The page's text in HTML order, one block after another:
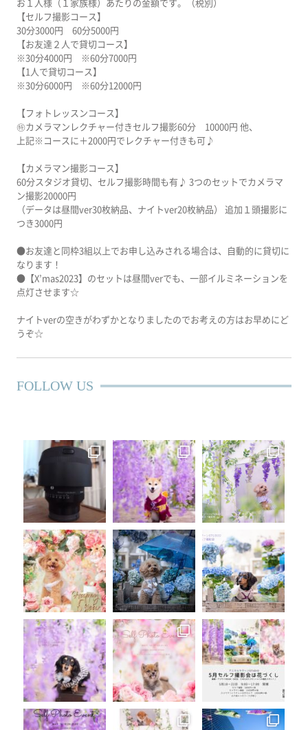
お１人様（１家族様）あたりの金額です。（税別）
【セルフ撮影コース】
30分3000円 60分5000円
【お友達２人で貸切コース】
※30分4000円 ※60分7000円
【1人で貸切コース】
※30分6000円 ※60分12000円
【フォトレッスンコース】
㊕カメラマンレクチャー付きセルフ撮影60分 10000円 他、
上記※コースに＋2000円でレクチャー付きも可♪
【カメラマン撮影コース】
60分スタジオ貸切、セルフ撮影時間も有♪ 3つのセットでカメラマ
ン撮影20000円
（データは昼間ver30枚納品、ナイトver20枚納品） 追加１頭撮影に
つき3000円
●お友達と同枠3組以上でお申し込みされる場合は、自動的に貸切に
なります！
●【X’mas2023】のセットは昼間verでも、一部イルミネーションを
点灯させます☆
ナイトverの空きがわずかとなりましたのでお考えの方はお早めにど
うぞ☆
FOLLOW US